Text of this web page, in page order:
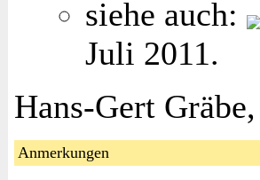
siehe auch:
Juli 2011.
Hans-Gert
Anmerkungen